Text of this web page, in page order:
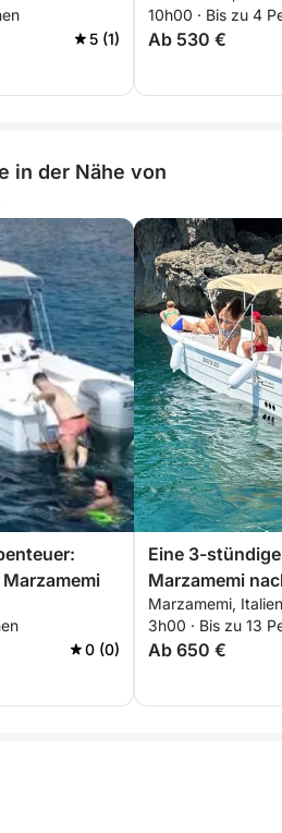
5 (1)
10h00 · Bis zu 4
Ab 530 €
in der Nähe von
0 (0)
Eine 3-
Marzamemi
Marzamemi, Italien
3h00 · Bis zu 13
Ab 650 €